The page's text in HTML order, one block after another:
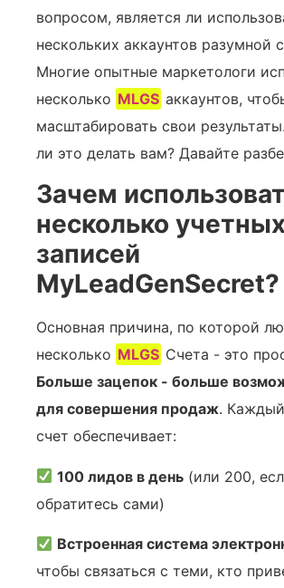
вопросом, является ли
нескольких аккаунтов разумной
Многие опытные маркетологи
несколько MLGS аккаунтов,
масштабировать свои
ли это делать вам? Давайте
Зачем
несколько
записей
MyLeadGenSecret?
Основная причина, по которой
несколько MLGS Счета - это
Больше зацепок - больше
для совершения продаж. Каждый
счет обеспечивает:
100 лидов в день (или 200,
обратитесь сами)
Встроенная система
чтобы связаться с теми, кто